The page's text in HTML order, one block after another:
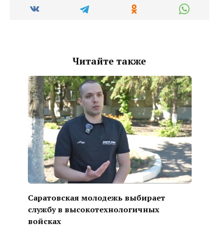
Читайте также
Саратовская молодежь выбирает
службу в высокотехнологичных
войсках